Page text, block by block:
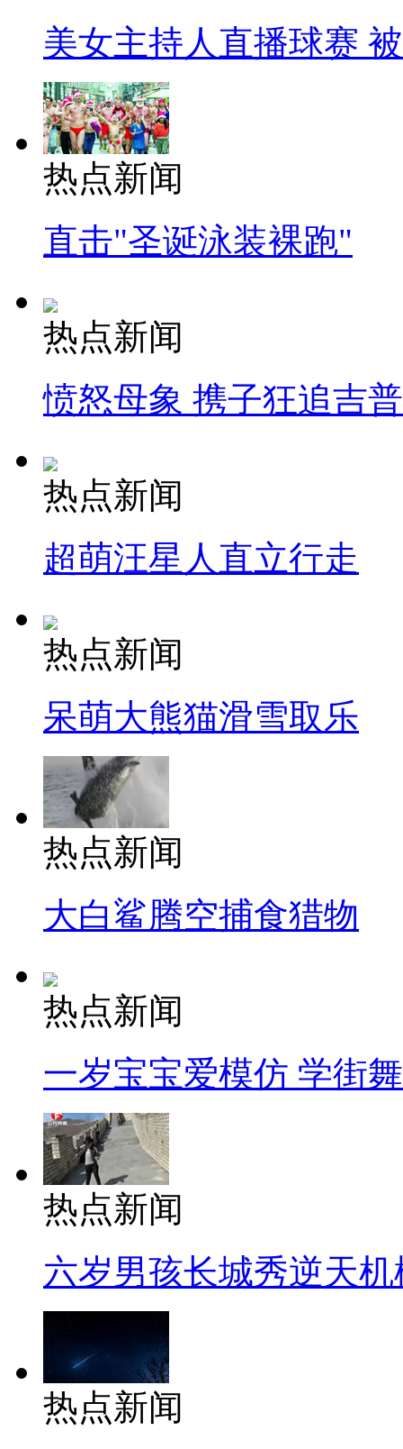
美女主持人直播球赛
热点新闻
直击"圣诞泳装裸跑"
热点新闻
愤怒母象 携子狂追吉
热点新闻
超萌汪星人直立行走
热点新闻
呆萌大熊猫滑雪取乐
热点新闻
大白鲨腾空捕食猎物
热点新闻
一岁宝宝爱模仿 学街
热点新闻
六岁男孩长城秀逆天机
热点新闻